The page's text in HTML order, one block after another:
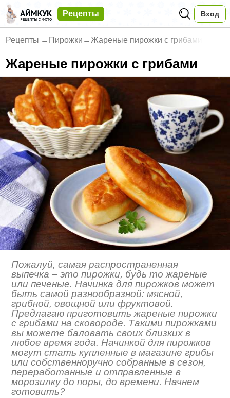
Рецепты Вход
Рецепты → Пирожки → Жареные пирожки с грибами
Жареные пирожки с грибами
Пожалуй, самая распространенная
выпечка – это пирожки, будь то жареные
или печеные. Начинка для пирожков может
быть самой разнообразной: мясной,
грибной, овощной или фруктовой.
Предлагаю приготовить жареные пирожки
с грибами на сковороде. Такими пирожками
вы можете баловать своих близких в
любое время года. Начинкой для пирожков
могут стать купленные в магазине грибы
или собственноручно собранные в сезон,
переработанные и отправленные в
морозилку до поры, до времени. Начнем
готовить?